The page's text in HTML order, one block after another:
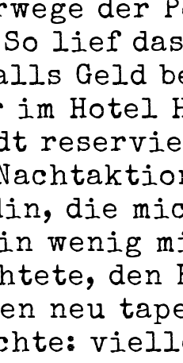
der
lief
Geld
im Hotel
die
wenig
neu